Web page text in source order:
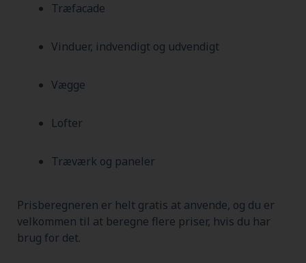
Træfacade
Vinduer, indvendigt og udvendigt
Vægge
Lofter
Træværk og paneler
Prisberegneren er helt gratis at anvende, og du er
velkommen til at beregne flere priser, hvis du har
brug for det.